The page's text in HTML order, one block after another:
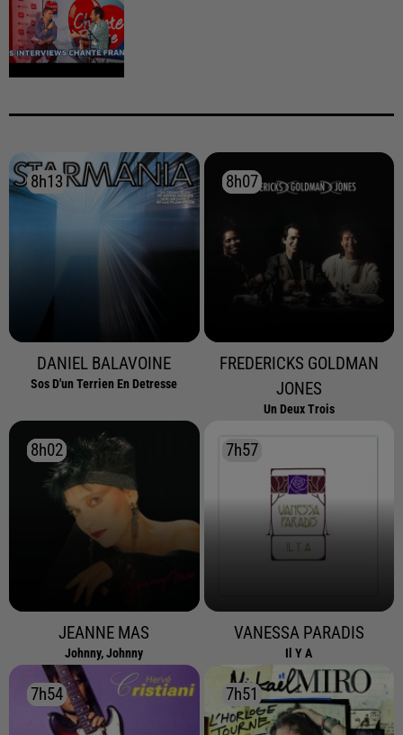
8h13
8h13
DANIEL BALAVOINE
Sos D'un Terrien En Detresse
8h07
8h07
FREDERICKS GOLDMAN
JONES
Un Deux Trois
8h02
8h02
JEANNE MAS
Johnny, Johnny
7h57
7h57
VANESSA PARADIS
Il Y A
7h54
7h54 7h51
7h51